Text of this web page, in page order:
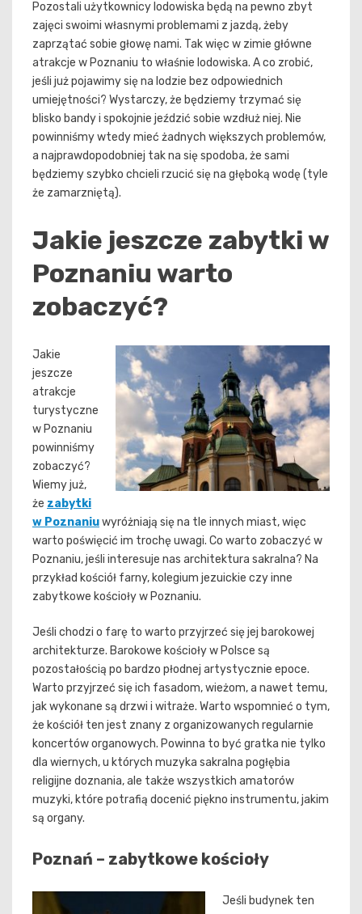
Pozostali użytkownicy lodowiska będą na pewno zbyt
zajęci swoimi własnymi problemami z jazdą, żeby
zaprzątać sobie głowę nami. Tak więc w zimie główne
atrakcje w Poznaniu to właśnie lodowiska. A co zrobić,
jeśli już pojawimy się na lodzie bez odpowiednich
umiejętności? Wystarczy, że będziemy trzymać się
blisko bandy i spokojnie jeździć sobie wzdłuż niej. Nie
powinniśmy wtedy mieć żadnych większych problemów,
a najprawdopodobniej tak na się spodoba, że sami
będziemy szybko chcieli rzucić się na głęboką wodę (tyle
że zamarzniętą).
Jakie jeszcze zabytki w
Poznaniu warto
zobaczyć?
Jakie
jeszcze
atrakcje
turystyczne
w Poznaniu
powinniśmy
zobaczyć?
Wiemy już,
że zabytki
w Poznaniuwyróżniają się na tle innych miast, więc
warto poświęcić im trochę uwagi. Co warto zobaczyć w
Poznaniu, jeśli interesuje nas architektura sakralna? Na
przykład kościół farny, kolegium jezuickie czy inne
zabytkowe kościoły w Poznaniu.
Jeśli chodzi o farę to warto przyjrzeć się jej barokowej
architekturze. Barokowe kościoły w Polsce są
pozostałością po bardzo płodnej artystycznie epoce.
Warto przyjrzeć się ich fasadom, wieżom, a nawet temu,
jak wykonane są drzwi i witraże. Warto wspomnieć o tym,
że kościół ten jest znany z organizowanych regularnie
koncertów organowych. Powinna to być gratka nie tylko
dla wiernych, u których muzyka sakralna pogłębia
religijne doznania, ale także wszystkich amatorów
muzyki, które potrafią docenić piękno instrumentu, jakim
są organy.
Poznań – zabytkowe kościoły
Jeśli budynek ten